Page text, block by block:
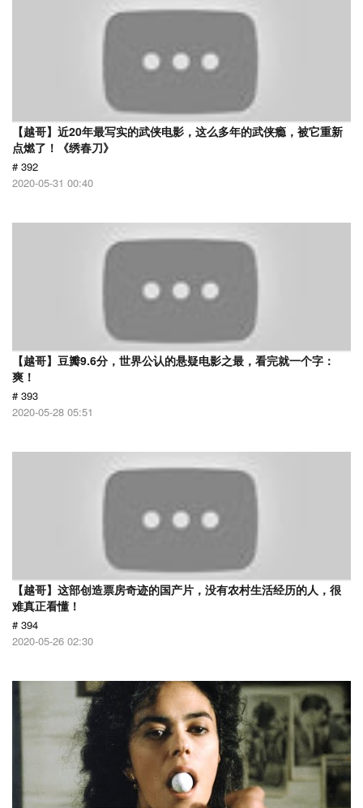
【越哥】近20年最写实的武侠电影，这么多年的武侠瘾，被它重新
点燃了！《绣春刀》
# 392
2020-05-31 00:40
【越哥】豆瓣9.6分，世界公认的悬疑电影之最，看完就一个字：
爽！
# 393
2020-05-28 05:51
【越哥】这部创造票房奇迹的国产片，没有农村生活经历的人，很
难真正看懂！
# 394
2020-05-26 02:30